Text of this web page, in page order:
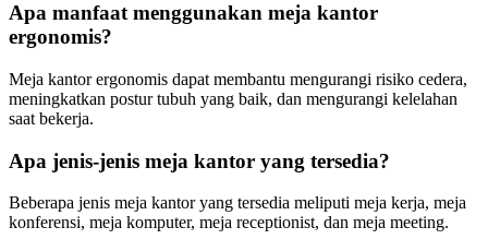
Apa manfaat menggunakan meja kantor
ergonomis?
Meja kantor ergonomis dapat membantu mengurangi risiko cedera,
meningkatkan postur tubuh yang baik, dan mengurangi kelelahan
saat bekerja.
Apa jenis-jenis meja kantor yang tersedia?
Beberapa jenis meja kantor yang tersedia meliputi meja kerja, meja
konferensi, meja komputer, meja receptionist, dan meja meeting.